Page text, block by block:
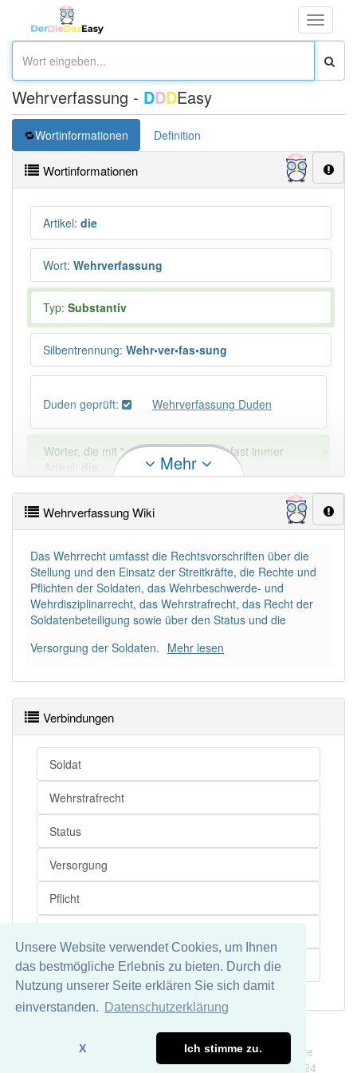
Unsere Website verwendet Cookies, um Ihnen
das bestmögliche Erlebnis zu bieten. Durch die
Nutzung unserer Seite erklären Sie sich damit
einverstanden.
Datenschutzerklärung
X Ich stimme zu.
Toggle
Wehrverfassung - DDDEasy
Wortinformationen Definition
Wortinformationen
Artikel: die
Wort: Wehrverfassung
Typ: Substantiv
Silbentrennung: Wehr•ver•fas•sung
Duden geprüft: Wehrverfassung Duden
Wörter, die mit "-ung" enden, haben fast immer
Artikel:
die
Ausnahmen
Beispiele
DIE:11 043
DAS: 2Ausnahmen Beispiele
PowerIndex:2
Wörter mit Endung
Wörter mit Endung
anderen Artikel
90% unserer Spielapp-Nutzer haben den Artikel
korrekt erraten.
Mehr
Wehrverfassung Wiki
Das Wehrrecht umfasst die Rechtsvorschriften über die
Stellung und den Einsatz der Streitkräfte, die Rechte und
Pflichten der Soldaten, das Wehrbeschwerde- und
Wehrdisziplinarrecht, das Wehrstrafrecht, das Recht der
Soldatenbeteiligung sowie über den Status und die
Versorgung der Soldaten. Mehr lesen
Verbindungen
Soldat
Wehrstrafrecht
Status
Versorgung
Pflicht
Stellung
Datenschutz
Wir übernehmen keine Garantie und keine Haftung für die
Richtigkeit und Vollständigkeit dieser Seite. DDDEasy 2024